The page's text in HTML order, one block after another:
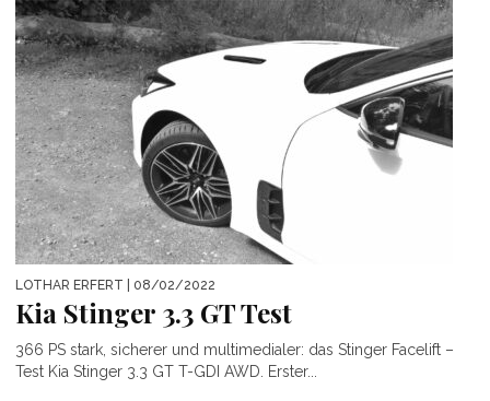
LOTHAR ERFERT | 08/02/2022
Kia Stinger 3.3 GT Test
366 PS stark, sicherer und multimedialer: das Stinger Facelift –
Test Kia Stinger 3.3 GT T-GDI AWD. Erster...